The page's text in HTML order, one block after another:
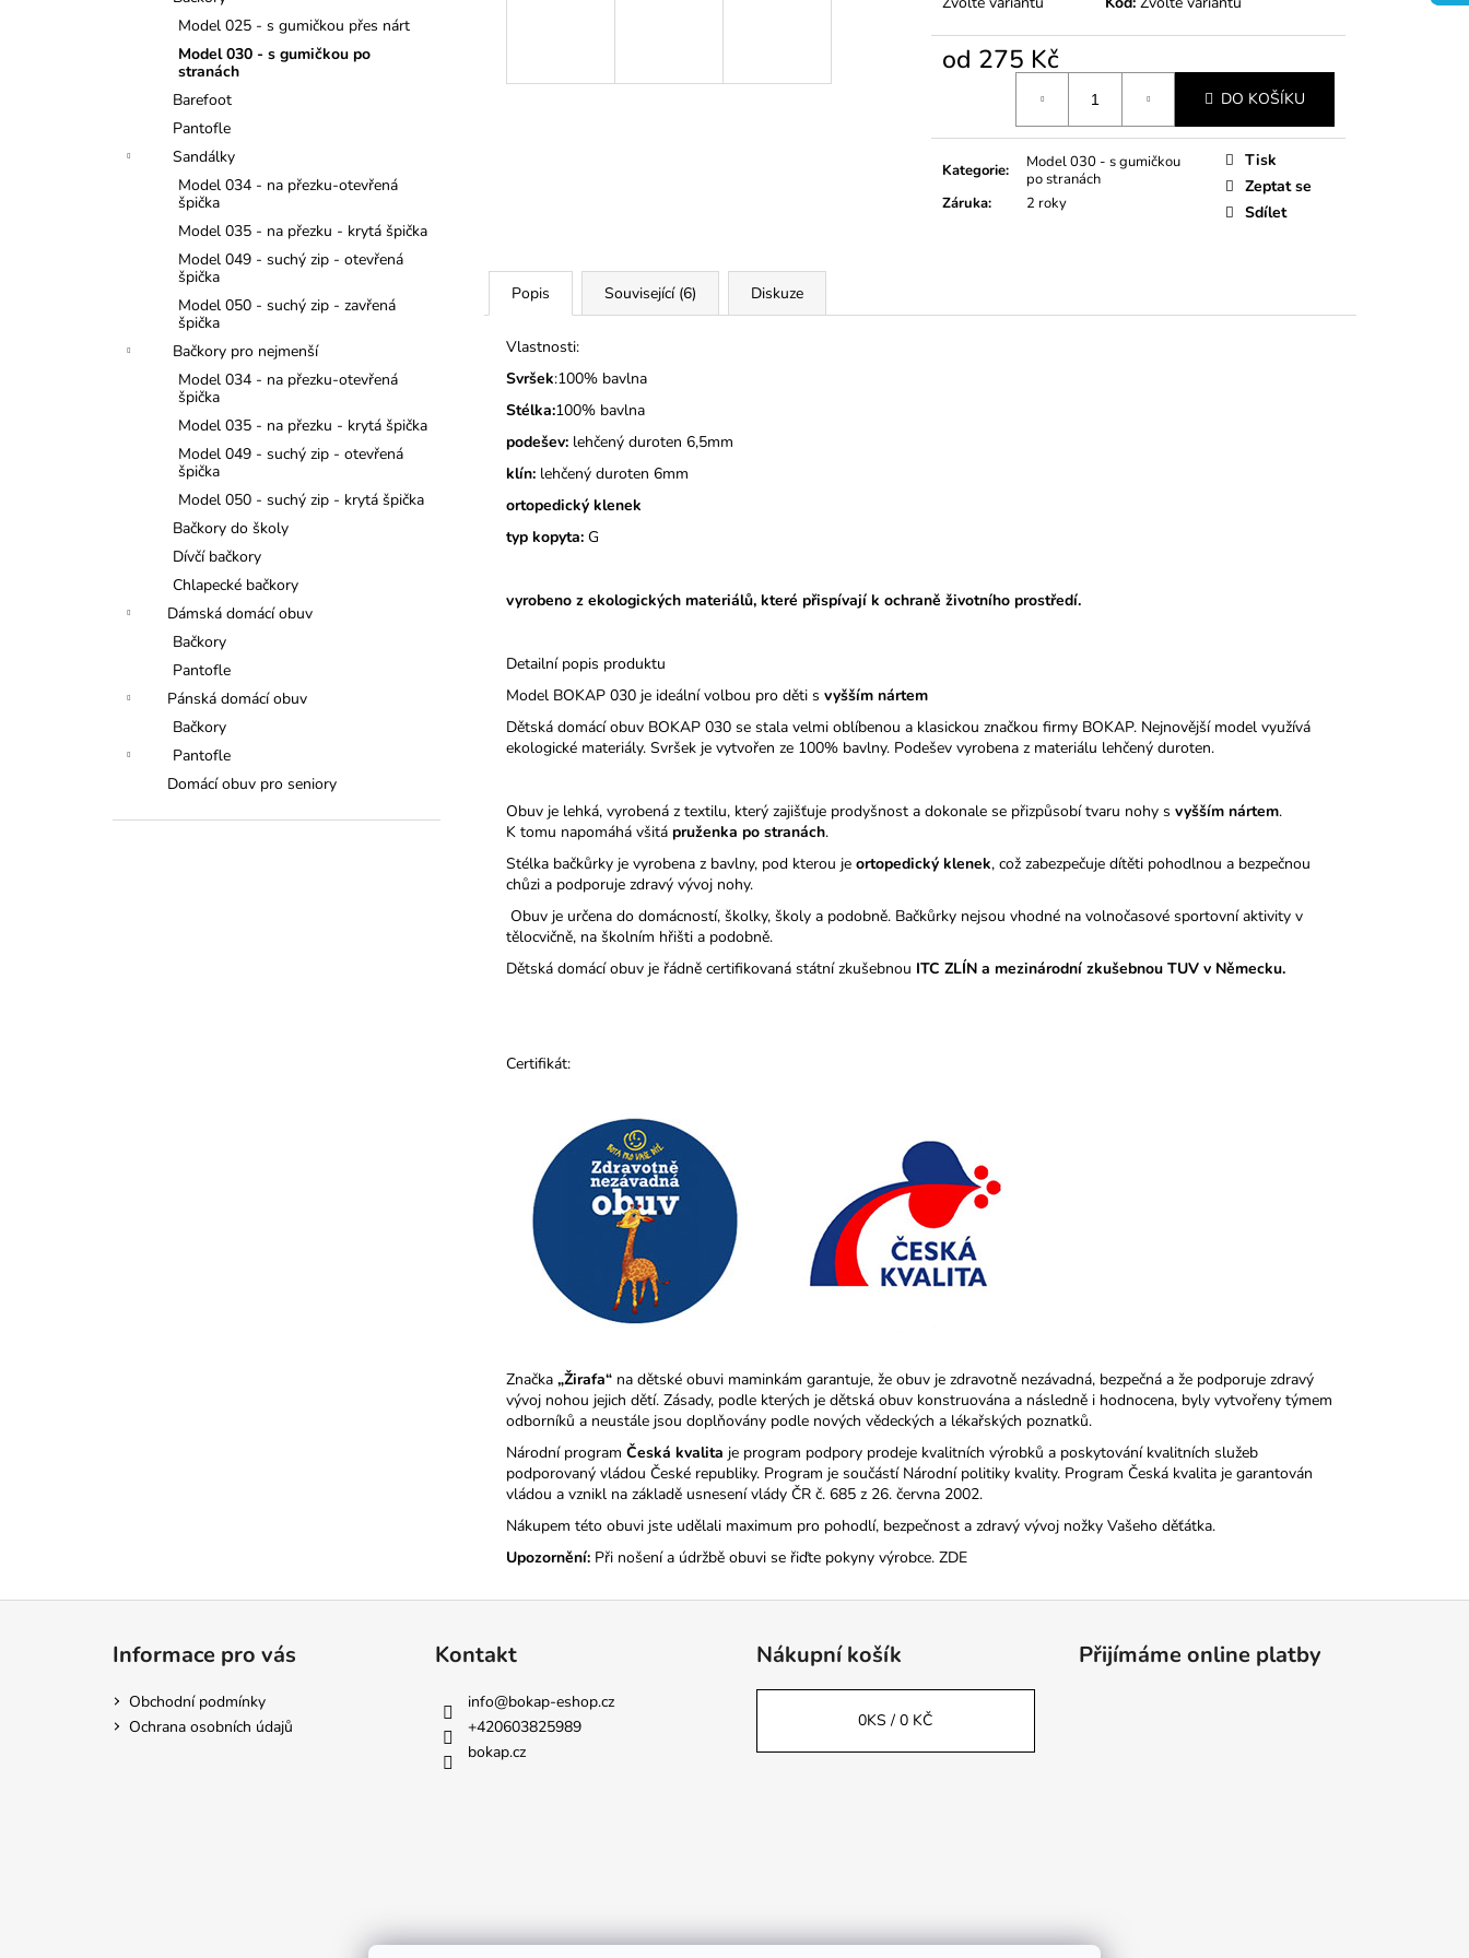
Model 025 - s gumičkou přes nárt
Model 030 - s gumičkou po
stranách
Barefoot
Pantofle
Sandálky
Model 034 - na přezku-otevřená
špička
Model 035 - na přezku - krytá špička
Model 049 - suchý zip - otevřená
špička
Model 050 - suchý zip - zavřená
špička
Bačkory pro nejmenší
Model 034 - na přezku-otevřená
špička
Model 035 - na přezku - krytá špička
Model 049 - suchý zip - otevřená
špička
Model 050 - suchý zip - krytá špička
Bačkory do školy
Dívčí bačkory
Chlapecké bačkory
Dámská domácí obuv
Bačkory
Pantofle
Pánská domácí obuv
Bačkory
Pantofle
Domácí obuv pro seniory
od 275 Kč
DO KOŠÍKU
Kategorie:
Model 030 - s gumičkou
po stranách
Záruka: 2 roky
Tisk
Zeptat se
Sdílet
Popis Související (6) Diskuze
Vlastnosti:
Svršek:100% bavlna
Stélka:100% bavlna
podešev: lehčený duroten 6,5mm
klín: lehčený duroten 6mm
ortopedický klenek
typ kopyta: G
vyrobeno z ekologických materiálů, které přispívají k ochraně životního prostředí.
Detailní popis produktu
Model BOKAP 030 je ideální volbou pro děti s vyšším nártem
Dětská domácí obuv BOKAP 030 se stala velmi oblíbenou a klasickou značkou firmy BOKAP. Nejnovější model využívá
ekologické materiály. Svršek je vytvořen ze 100% bavlny. Podešev vyrobena z materiálu lehčený duroten.
Obuv je lehká, vyrobená z textilu, který zajišťuje prodyšnost a dokonale se přizpůsobí tvaru nohy s vyšším nártem.
K tomu napomáhá všitá pruženka po stranách.
Stélka bačkůrky je vyrobena z bavlny, pod kterou je ortopedický klenek, což zabezpečuje dítěti pohodlnou a bezpečnou
chůzi a podporuje zdravý vývoj nohy.
Obuv je určena do domácností, školky, školy a podobně. Bačkůrky nejsou vhodné na volnočasové sportovní aktivity v
tělocvičně, na školním hřišti a podobně.
Dětská domácí obuv je řádně certifikovaná státní zkušebnou ITC ZLÍN a mezinárodní zkušebnou TUV v Německu.
Certifikát:
Značka „Žirafa“ na dětské obuvi maminkám garantuje, že obuv je zdravotně nezávadná, bezpečná a že podporuje zdravý
vývoj nohou jejich dětí. Zásady, podle kterých je dětská obuv konstruována a následně i hodnocena, byly vytvořeny týmem
odborníků a neustále jsou doplňovány podle nových vědeckých a lékařských poznatků.
Národní program Česká kvalita je program podpory prodeje kvalitních výrobků a poskytování kvalitních služeb
podporovaný vládou České republiky. Program je součástí Národní politiky kvality. Program Česká kvalita je garantován
vládou a vznikl na základě usnesení vlády ČR č. 685 z 26. června 2002.
Nákupem této obuvi jste udělali maximum pro pohodlí, bezpečnost a zdravý vývoj nožky Vašeho děťátka.
Upozornění: Při nošení a údržbě obuvi se řiďte pokyny výrobce. ZDE
Informace pro vás
Obchodní podmínky
Ochrana osobních údajů
Kontakt
info@bokap-eshop.cz
+420603825989
bokap.cz
Nákupní košík
0KS /0 KČ
Přijímáme online platby